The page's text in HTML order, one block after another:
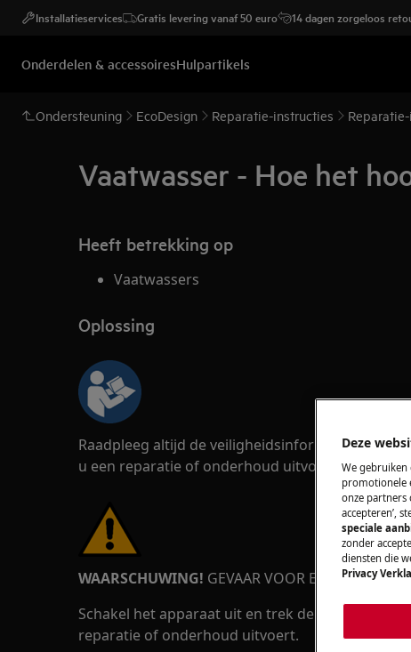
Installatieservices Gratis levering vanaf 50 euro 14 dagen zorgeloos
Onderdelen & accessoiresHulpartikels
Ondersteuning EcoDesign Reparatie-instructies
Vaatwasser - Hoe het
Heeft betrekking op
Vaatwassers
Oplossing
Raadpleeg altijd de veiligheidsinformatie in de
u een reparatie of onderhoud uitvoert.https://
WAARSCHUWING! GEVAAR VOOR ELEKTRISCHE
Schakel het apparaat uit en trek de stekker uit
reparatie of onderhoud uitvoert.
Deze
We gebruiken
promotionele
onze partners
accepteren’,
speciale
zonder
diensten die
Privacy